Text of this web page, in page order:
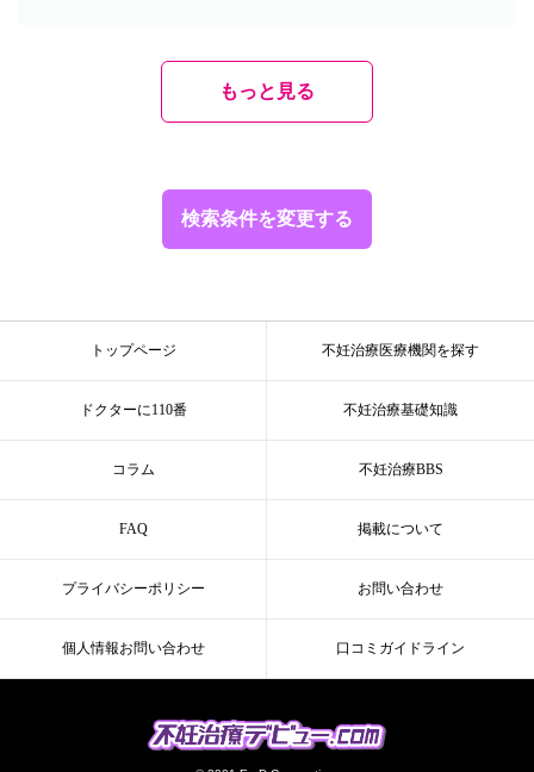
検索条件を変更する
もっと見る
トップページ 不妊治療医療機関を探す
ドクターに110番 不妊治療基礎知識
コラム 不妊治療BBS
FAQ 掲載について
プライバシーポリシー お問い合わせ
個人情報お問い合わせ 口コミガイドライン